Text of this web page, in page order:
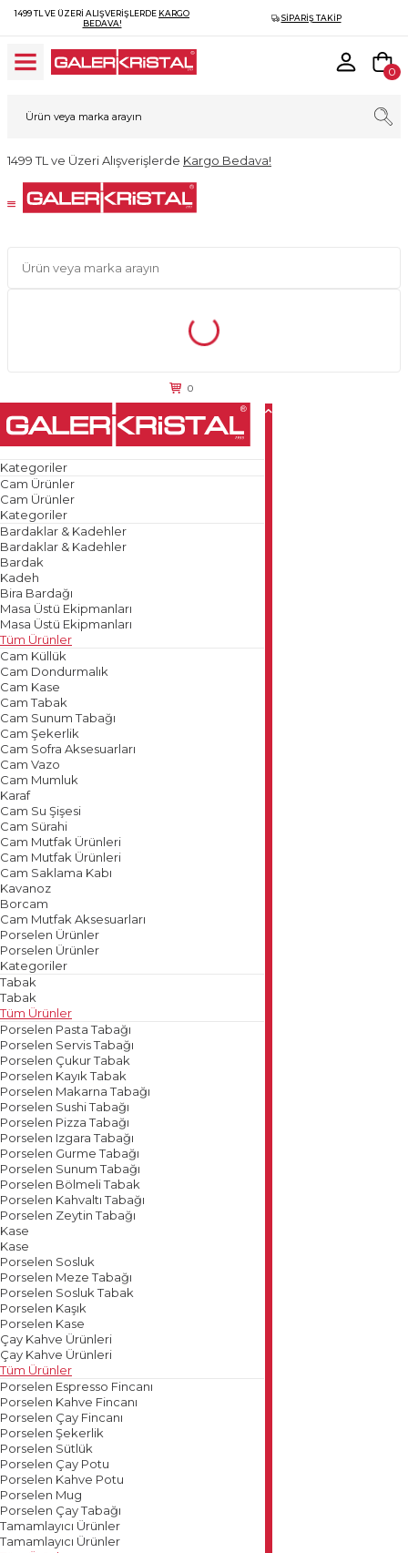
1499 TL VE ÜZERI ALIŞVERIŞLERDE KARGO
BEDAVA!
SIPARIŞ TAKIP
0
1499 TL ve Üzeri Alışverişlerde Kargo Bedava!
0
Kategoriler
Cam Ürünler
Cam Ürünler
Kategoriler
Bardaklar & Kadehler
Bardaklar & Kadehler
Bardak
Kadeh
Bira Bardağı
Masa Üstü Ekipmanları
Masa Üstü Ekipmanları
Tüm Ürünler
Cam Küllük
Cam Dondurmalık
Cam Kase
Cam Tabak
Cam Sunum Tabağı
Cam Şekerlik
Cam Sofra Aksesuarları
Cam Vazo
Cam Mumluk
Karaf
Cam Su Şişesi
Cam Sürahi
Cam Mutfak Ürünleri
Cam Mutfak Ürünleri
Cam Saklama Kabı
Kavanoz
Borcam
Cam Mutfak Aksesuarları
Porselen Ürünler
Porselen Ürünler
Kategoriler
Tabak
Tabak
Tüm Ürünler
Porselen Pasta Tabağı
Porselen Servis Tabağı
Porselen Çukur Tabak
Porselen Kayık Tabak
Porselen Makarna Tabağı
Porselen Sushi Tabağı
Porselen Pizza Tabağı
Porselen Izgara Tabağı
Porselen Gurme Tabağı
Porselen Sunum Tabağı
Porselen Bölmeli Tabak
Porselen Kahvaltı Tabağı
Porselen Zeytin Tabağı
Kase
Kase
Porselen Sosluk
Porselen Meze Tabağı
Porselen Sosluk Tabak
Porselen Kaşık
Porselen Kase
Çay Kahve Ürünleri
Çay Kahve Ürünleri
Tüm Ürünler
Porselen Espresso Fincanı
Porselen Kahve Fincanı
Porselen Çay Fincanı
Porselen Şekerlik
Porselen Sütlük
Porselen Çay Potu
Porselen Kahve Potu
Porselen Mug
Porselen Çay Tabağı
Tamamlayıcı Ürünler
Tamamlayıcı Ürünler